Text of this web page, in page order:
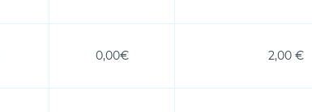
0,00€ 2,00 €